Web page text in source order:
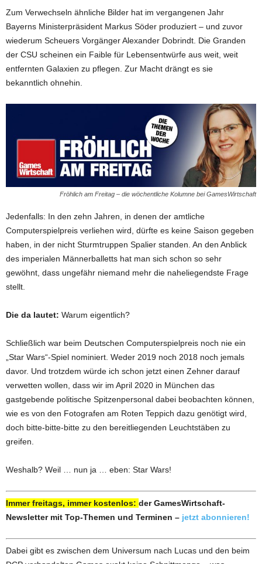
Zum Verwechseln ähnliche Bilder hat im vergangenen Jahr
Bayerns Ministerpräsident Markus Söder produziert – und zuvor
wiederum Scheuers Vorgänger Alexander Dobrindt. Die Granden
der CSU scheinen ein Faible für Lebensentwürfe aus weit, weit
entfernten Galaxien zu pflegen. Zur Macht drängt es sie
bekanntlich ohnehin.
Fröhlich am Freitag – die wöchentliche Kolumne bei GamesWirtschaft
Jedenfalls: In den zehn Jahren, in denen der amtliche
Computerspielpreis verliehen wird, dürfte es keine Saison gegeben
haben, in der nicht Sturmtruppen Spalier standen. An den Anblick
des imperialen Männerballetts hat man sich schon so sehr
gewöhnt, dass ungefähr niemand mehr die naheliegendste Frage
stellt.
Die da lautet: Warum eigentlich?
Schließlich war beim Deutschen Computerspielpreis noch nie ein
„Star Wars“-Spiel nominiert. Weder 2019 noch 2018 noch jemals
davor. Und trotzdem würde ich schon jetzt einen Zehner darauf
verwetten wollen, dass wir im April 2020 in München das
gastgebende politische Spitzenpersonal dabei beobachten können,
wie es von den Fotografen am Roten Teppich dazu genötigt wird,
doch bitte-bitte-bitte zu den bereitliegenden Leuchtstäben zu
greifen.
Weshalb? Weil … nun ja … eben: Star Wars!
Immer freitags, immer kostenlos: der GamesWirtschaft-
Newsletter mit Top-Themen und Terminen – jetzt abonnieren!
Dabei gibt es zwischen dem Universum nach Lucas und den beim